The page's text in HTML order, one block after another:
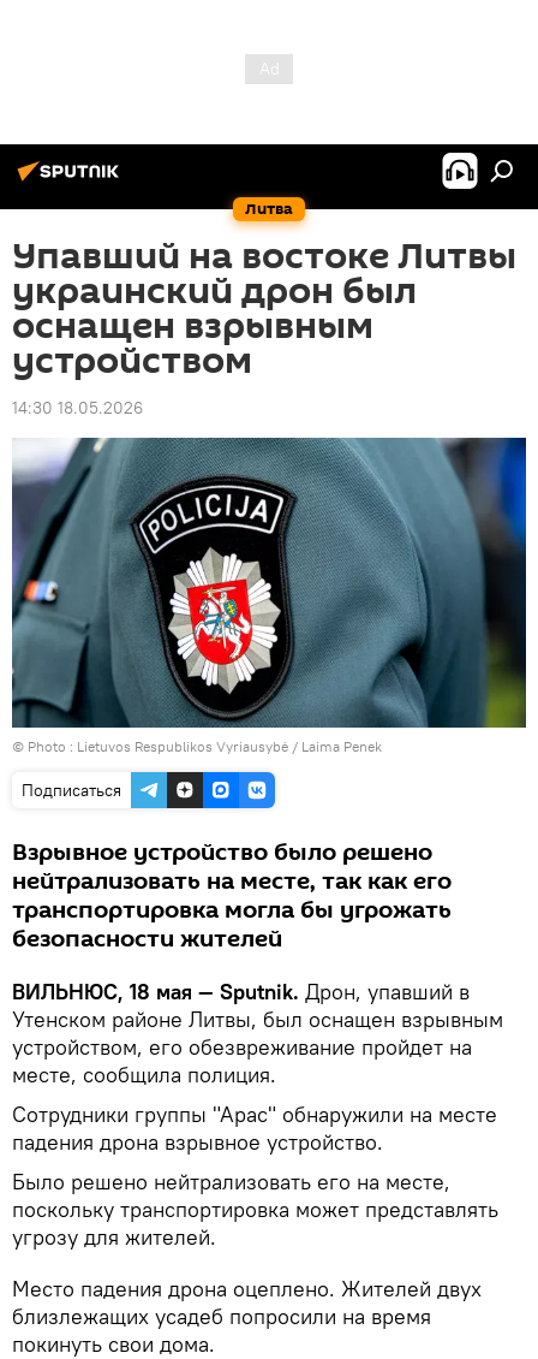
Литва
Упавший на востоке Литвы
украинский дрон был
оснащен взрывным
устройством
14:30 18.05.2026
© Photo : Lietuvos Respublikos Vyriausybė / Laima Penek
Подписаться
Взрывное устройство было решено
нейтрализовать на месте, так как его
транспортировка могла бы угрожать
безопасности жителей
ВИЛЬНЮС, 18 мая — Sputnik. Дрон, упавший в
Утенском районе Литвы, был оснащен взрывным
устройством, его обезвреживание пройдет на
месте, сообщила полиция.
Сотрудники группы "Арас" обнаружили на месте
падения дрона взрывное устройство.
Было решено нейтрализовать его на месте,
поскольку транспортировка может представлять
угрозу для жителей.
Место падения дрона оцеплено. Жителей двух
близлежащих усадеб попросили на время
покинуть свои дома.